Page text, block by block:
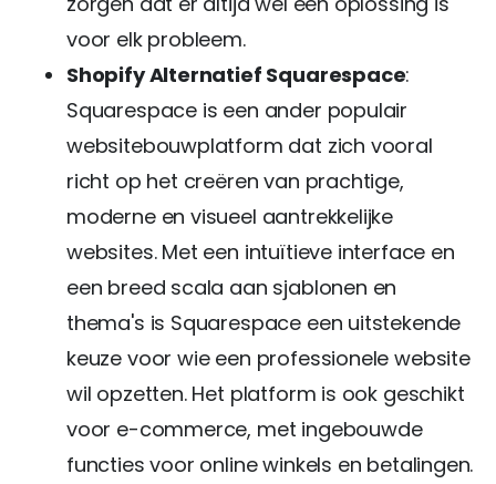
voor elk probleem.
Shopify Alternatief Squarespace:
Squarespace is een ander populair
websitebouwplatform dat zich vooral
richt op het creëren van prachtige,
moderne en visueel aantrekkelijke
websites. Met een intuïtieve interface en
een breed scala aan sjablonen en
thema's is Squarespace een uitstekende
keuze voor wie een professionele website
wil opzetten. Het platform is ook geschikt
voor e-commerce, met ingebouwde
functies voor online winkels en betalingen.